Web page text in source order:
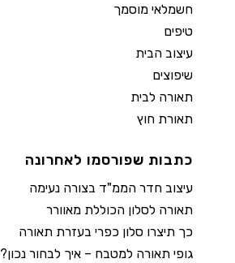
חשמלאי מוסמך
טיפים
עיצוב הבית
שיפוצים
תאורה לבית
תאורת חוץ
כתבות שפורסמו לאחרונה
עיצוב חדר הממ"ד בצורה נעימה
תאורה לסלון הכוללת מאוורר
כך תיצרו סלון כפרי בעזרת תאורה
גופי תאורה למטבח – איך לבחור נכון?